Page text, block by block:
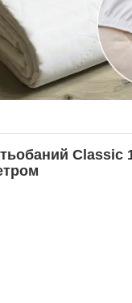
Classic